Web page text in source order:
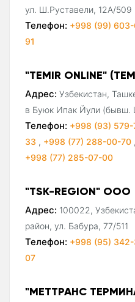
ул. Ш.Руставели, 12А/509
Телефон: +998 (99)
91
"TEMIR ONLINE"
Адрес: Узбекистан,
в Буюк Ипак Йули (бывш.
Телефон: +998 (93)
33 , +998 (77) 288-00-70 ,
+998 (77) 285-07-00
"TSK-REGION" ООО
Адрес: 100022,
район, ул. Бабура, 77/511
Телефон: +998 (95)
07
"МЕТТРАНС